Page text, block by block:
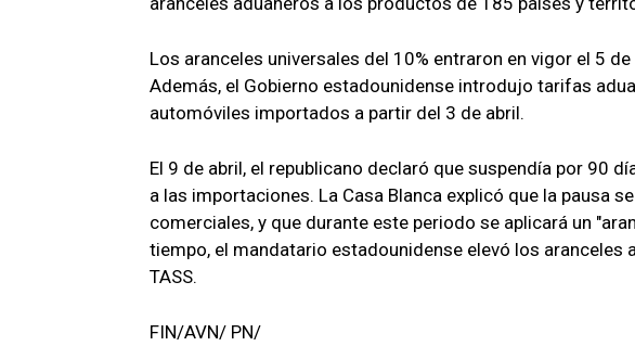
Los aranceles universales del 10% entraron en vigor el 5
Además, el Gobierno estadounidense introdujo tarifas
automóviles importados a partir del 3 de abril.
El 9 de abril, el republicano declaró que suspendía por 90
a las importaciones. La Casa Blanca explicó que la pausa
comerciales, y que durante este periodo se aplicará un
tiempo, el mandatario estadounidense elevó los aranceles
TASS.
FIN/AVN/ PN/